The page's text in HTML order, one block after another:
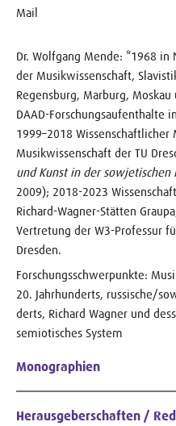
Mail
Dr. Wolfgang Mende: *1968 in
der Musikwissen­schaft,
Regensburg, Marburg,
DAAD-Forschungsaufenthalte
1999–2018
Musikwissenschaft der TU
und Kunst in der sowjetischen
2009); 2018-2023
Richard-Wagner-Stätten
Vertretung der W3-Professur
Dresden.
Forschungsschwerpunkte:
20. Jahrhunderts, russische/
derts, Richard Wagner und
semiotisches System
Monographien
Herausgeberschaften /